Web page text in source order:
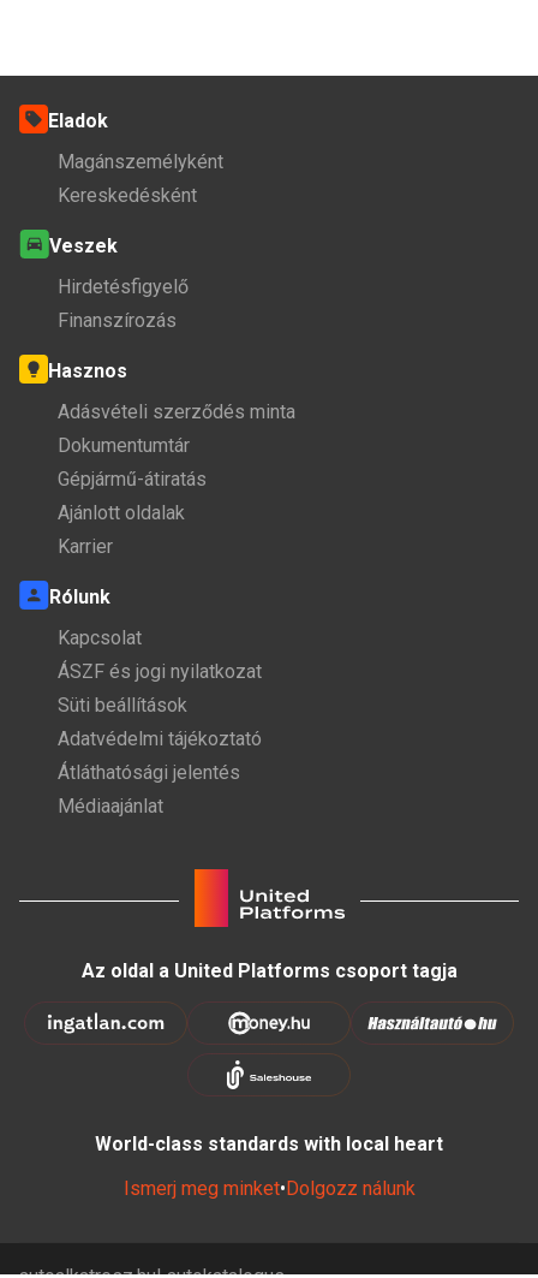
Eladok
Magánszemélyként
Kereskedésként
Veszek
Hirdetésfigyelő
Finanszírozás
Hasznos
Adásvételi szerződés minta
Dokumentumtár
Gépjármű-átiratás
Ajánlott oldalak
Karrier
Rólunk
Kapcsolat
ÁSZF és jogi nyilatkozat
Süti beállítások
Adatvédelmi tájékoztató
Átláthatósági jelentés
Médiaajánlat
Az oldal a United Platforms csoport tagja
World-class standards with local heart
Ismerj meg minket•Dolgozz nálunk